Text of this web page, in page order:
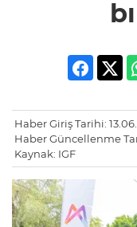
Haber Giriş Tarihi:
Haber Güncellenme
Kaynak: IGF